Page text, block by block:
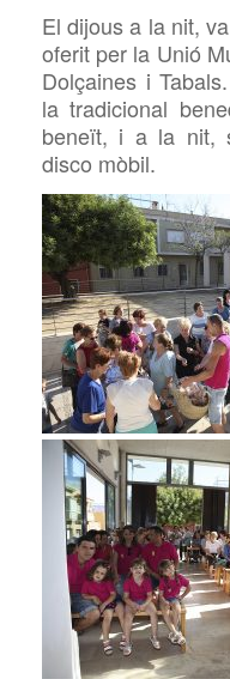
El dijous a la nit,
oferit per la Unió
Dolçaines i
la tradicional
beneït, i a la nit,
disco mòbil.